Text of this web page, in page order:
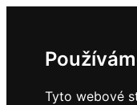
Tyto webové